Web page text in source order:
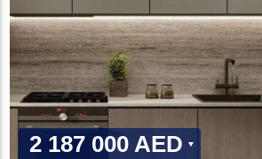
2 187 000 AED